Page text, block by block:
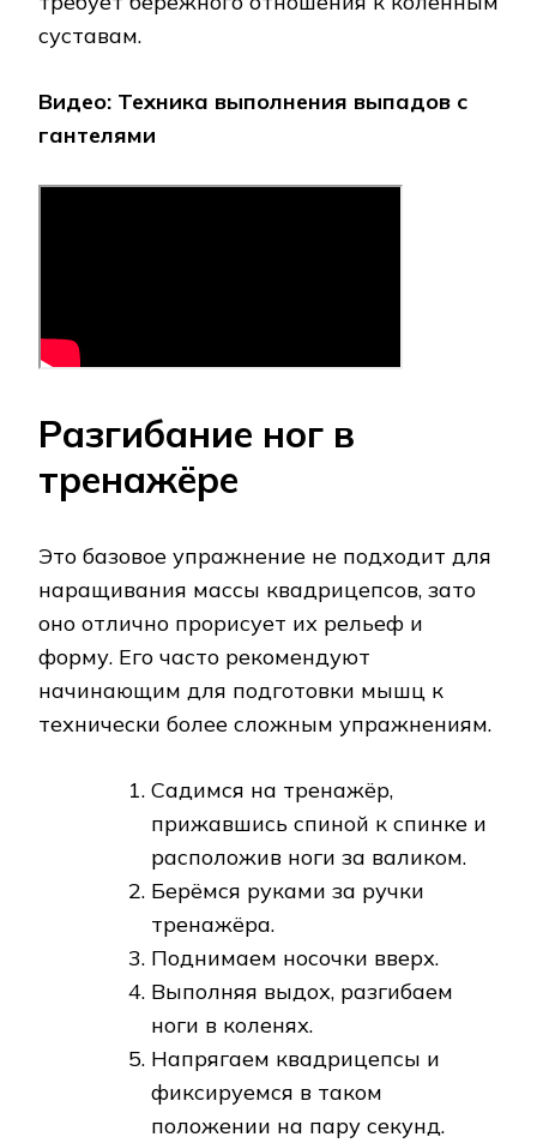
суставам.
Видео: Техника выполнения выпадов с
гантелями
Разгибание ног в
тренажёре
Это базовое упражнение не подходит для
наращивания массы квадрицепсов, зато
оно отлично прорисует их рельеф и
форму. Его часто рекомендуют
начинающим для подготовки мышц к
технически более сложным упражнениям.
Садимся на тренажёр,
прижавшись спиной к спинке и
расположив ноги за валиком.
Берёмся руками за ручки
тренажёра.
Поднимаем носочки вверх.
Выполняя выдох, разгибаем
ноги в коленях.
Напрягаем квадрицепсы и
фиксируемся в таком
положении на пару секунд.